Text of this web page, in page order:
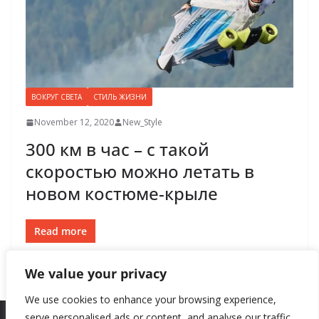
We value your privacy
We use cookies to enhance your browsing experience,
ВОКРУГ СВЕТА СТИЛЬ ЖИЗНИ
November 12, 2020 New_Style
300 км в час – с такой
скоростью можно летать в
новом костюме-крыле
Read more